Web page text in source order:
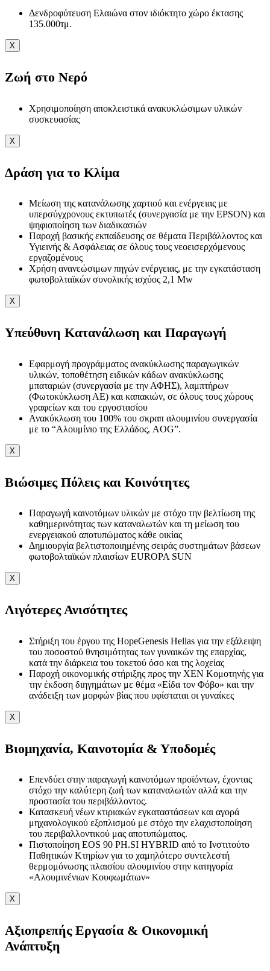
Δενδροφύτευση Ελαιώνα στον ιδιόκτητο χώρο έκτασης
135.000τμ.
X
Ζωή στο Νερό
Χρησιμοποίηση αποκλειστικά ανακυκλώσιμων υλικών
συσκευασίας
X
Δράση για το Κλίμα
Μείωση της κατανάλωσης χαρτιού και ενέργειας με
υπερσύγχρονους εκτυπωτές (συνεργασία με την EPSON) και
ψηφιοποίηση των διαδικασιών
Παροχή βασικής εκπαίδευσης σε θέματα Περιβάλλοντος και
Υγιεινής & Ασφάλειας σε όλους τους νεοεισερχόμενους
εργαζομένους
Χρήση ανανεώσιμων πηγών ενέργειας, με την εγκατάσταση
φωτοβολταϊκών συνολικής ισχύος 2,1 Mw
X
Υπεύθυνη Κατανάλωση και Παραγωγή
Εφαρμογή προγράμματος ανακύκλωσης παραγωγικών
υλικών, τοποθέτηση ειδικών κάδων ανακύκλωσης
μπαταριών (συνεργασία με την ΑΦΗΣ), λαμπτήρων
(Φωτοκύκλωση ΑΕ) και καπακιών, σε όλους τους χώρους
γραφείων και του εργοστασίου
Ανακύκλωση του 100% του σκραπ αλουμινίου συνεργασία
με το “Αλουμίνιο της Ελλάδος, AOG”.
X
Βιώσιμες Πόλεις και Κοινότητες
Παραγωγή καινοτόμων υλικών με στόχο την βελτίωση της
καθημερινότητας των καταναλωτών και τη μείωση του
ενεργειακού αποτυπώματος κάθε οικίας
Δημιουργία βελτιστοποιημένης σειράς συστημάτων βάσεων
φωτοβολταϊκών πλαισίων EUROPA SUN
X
Λιγότερες Ανισότητες
Στήριξη του έργου της HopeGenesis Hellas για την εξάλειψη
του ποσοστού θνησιμότητας των γυναικών της επαρχίας,
κατά την διάρκεια του τοκετού όσο και της λοχείας
Παροχή οικονομικής στήριξης προς την ΧΕΝ Κομοτηνής για
την έκδοση διηγημάτων με θέμα «Είδα τον Φόβο» και την
ανάδειξη των μορφών βίας που υφίσταται οι γυναίκες
X
Βιομηχανία, Καινοτομία & Υποδομές
Επενδύει στην παραγωγή καινοτόμων προϊόντων, έχοντας
στόχο την καλύτερη ζωή των καταναλωτών αλλά και την
προστασία του περιβάλλοντος.
Κατασκευή νέων κτιριακών εγκαταστάσεων και αγορά
μηχανολογικού εξοπλισμού με στόχο την ελαχιστοποίηση
του περιβαλλοντικού μας αποτυπώματος.
Πιστοποίηση EOS 90 PH.SI HYBRID από το Ινστιτούτο
Παθητικών Κτηρίων για το χαμηλότερο συντελεστή
θερμομόνωσης πλαισίου αλουμινίου στην κατηγορία
«Αλουμινένιων Κουφωμάτων»
X
Αξιοπρεπής Εργασία & Οικονομική
Ανάπτυξη